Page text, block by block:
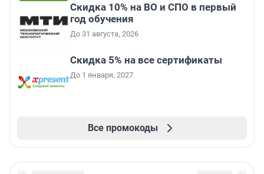
Скидка 10% на ВО и СПО в первый
год обучения
До 31 августа, 2026
Скидка 5% на все сертификаты
До 1 января, 2027
Все промокоды